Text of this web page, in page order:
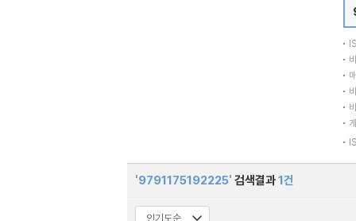
'9791175192225' 검색결과1건